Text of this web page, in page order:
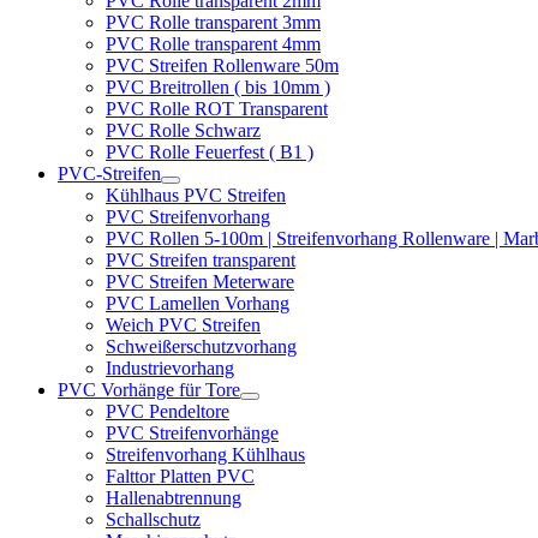
PVC Rolle transparent 3mm
PVC Rolle transparent 4mm
PVC Streifen Rollenware 50m
PVC Breitrollen ( bis 10mm )
PVC Rolle ROT Transparent
PVC Rolle Schwarz
PVC Rolle Feuerfest ( B1 )
PVC-Streifen
Kühlhaus PVC Streifen
PVC Streifenvorhang
PVC Rollen 5-100m | Streifenvorhang Rollenware |
PVC Streifen transparent
PVC Streifen Meterware
PVC Lamellen Vorhang
Weich PVC Streifen
Schweißerschutzvorhang
Industrievorhang
PVC Vorhänge für Tore
PVC Pendeltore
PVC Streifenvorhänge
Streifenvorhang Kühlhaus
Falttor Platten PVC
Hallenabtrennung
Schallschutz